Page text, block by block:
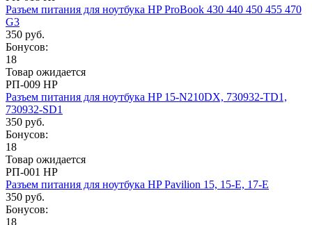
Разъем питания для ноутбука HP ProBook 430 440 450 455 470
G3
350 руб.
Бонусов:
18
Товар ожидается
РП-009 HP
Разъем питания для ноутбука HP 15-N210DX, 730932-TD1,
730932-SD1
350 руб.
Бонусов:
18
Товар ожидается
РП-001 HP
Разъем питания для ноутбука HP Pavilion 15, 15-E, 17-E
350 руб.
Бонусов:
18